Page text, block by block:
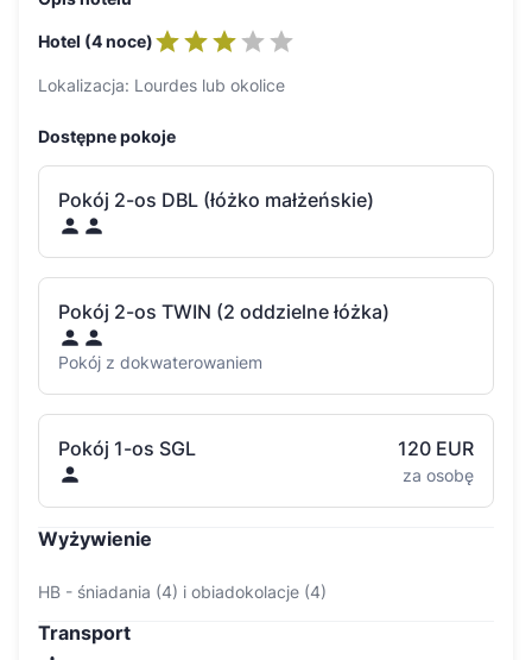
Hotel (4 noce)
Lokalizacja: Lourdes lub okolice
Dostępne pokoje
Pokój 2-os DBL (łóżko małżeńskie)
Pokój 2-os TWIN (2 oddzielne łóżka)
Pokój z dokwaterowaniem
Pokój 1-os SGL 120 EUR
za osobę
Wyżywienie
HB - śniadania (4) i obiadokolacje (4)
Transport